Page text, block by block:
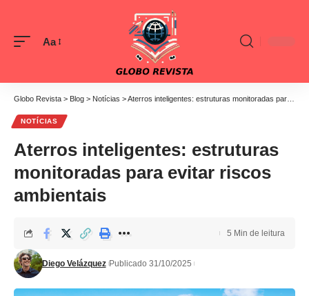
Font
Aa
Globo Revista > Blog > Notícias >Aterros inteligentes: estruturas monitoradas para evitar riscos ambientais
NOTÍCIAS
Aterros inteligentes: estruturas
monitoradas para evitar riscos
ambientais
Diego Velázquez Publicado 31/10/2025
5 Min de leitura